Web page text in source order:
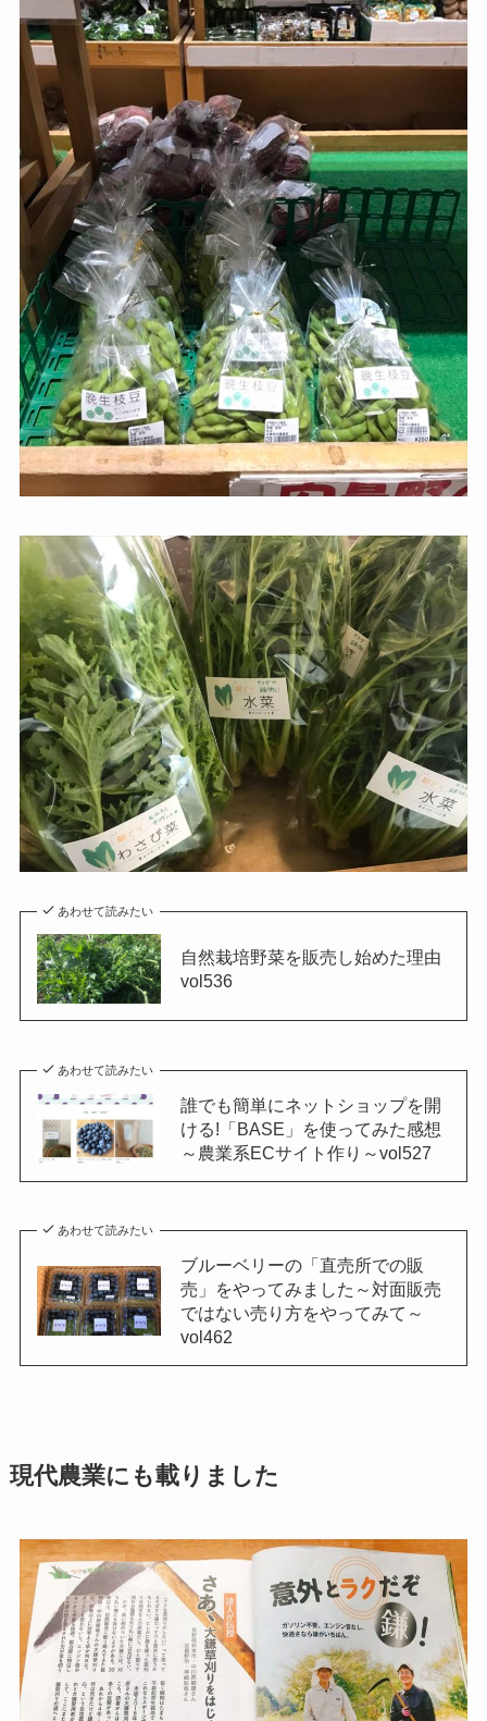
あわせて読みたい
自然栽培野菜を販売し始めた理由
vol536
あわせて読みたい
誰でも簡単にネットショップを開
ける!「BASE」を使ってみた感想
～農業系ECサイト作り～vol527
あわせて読みたい
ブルーベリーの「直売所での販
売」をやってみました～対面販売
ではない売り方をやってみて～
vol462
現代農業にも載りました